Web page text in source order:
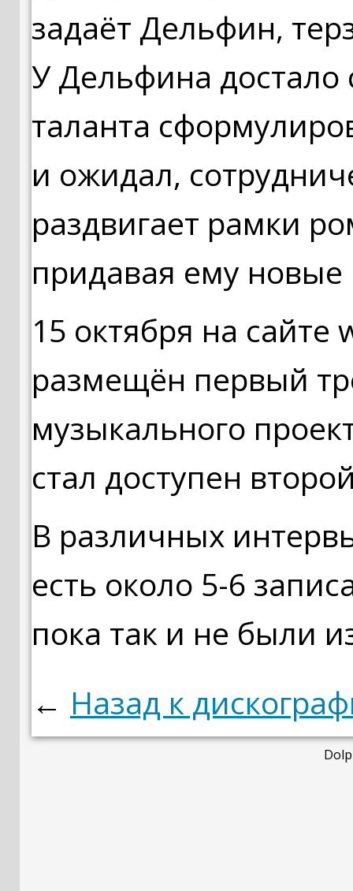
задаёт Дельфин,
У Дельфина достало
таланта
и ожидал,
раздвигает рамки
придавая ему
15 октября на
размещён первый
музыкального
стал доступен
В различных
есть около 5-6
пока так и не были
← Назад к